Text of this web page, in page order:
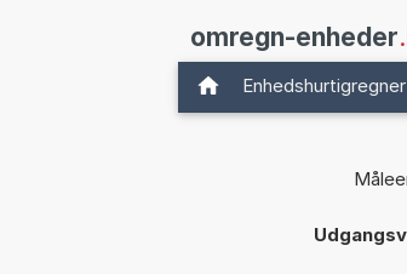
omregn-enheder
Enhedshurtigregner